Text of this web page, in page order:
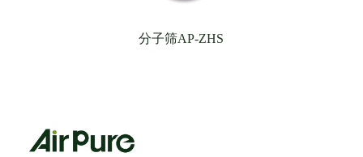
分子筛AP-ZHS